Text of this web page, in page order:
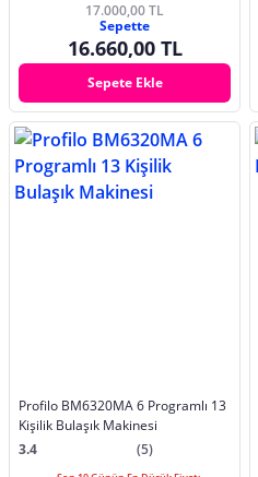
17.000,00 TL
Sepette
16.660,00 TL
Sepete Ekle
Profilo BM6320MA 6 Programlı 13
Kişilik Bulaşık Makinesi
3.4
(5)